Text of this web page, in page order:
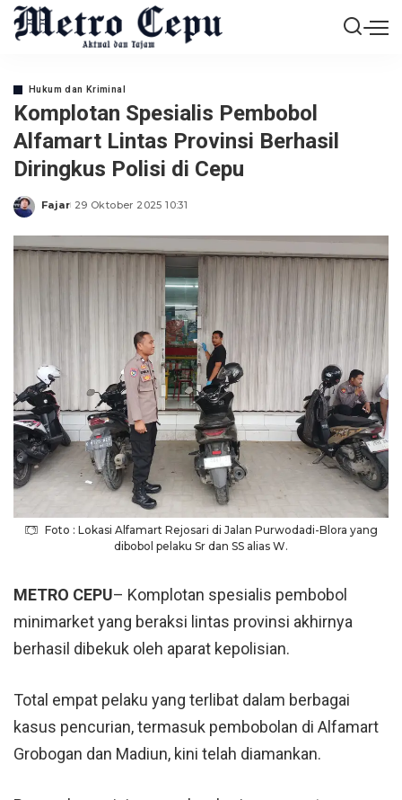
Hukum dan Kriminal
Komplotan Spesialis Pembobol
Alfamart Lintas Provinsi Berhasil
Diringkus Polisi di Cepu
Posted
Fajar 29 Oktober 2025 10:31
Foto : Lokasi Alfamart Rejosari di Jalan Purwodadi-Blora yang
dibobol pelaku Sr dan SS alias W.
METRO CEPU– Komplotan spesialis pembobol
minimarket yang beraksi lintas provinsi akhirnya
berhasil dibekuk oleh aparat kepolisian.
Total empat pelaku yang terlibat dalam berbagai
kasus pencurian, termasuk pembobolan di Alfamart
Grobogan dan Madiun, kini telah diamankan.